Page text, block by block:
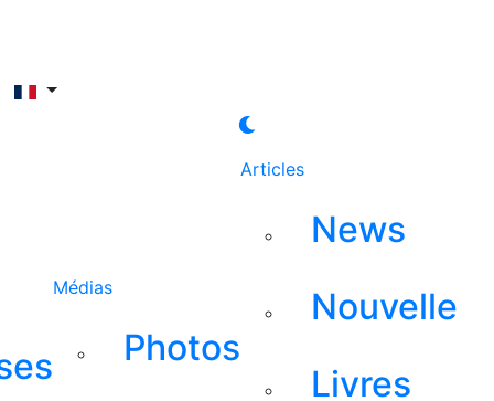
Médias
Photos
Articles
News
Nouvelle
Livres